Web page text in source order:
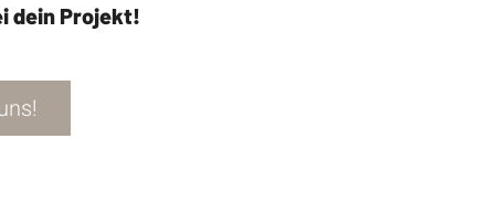
dein Projekt!